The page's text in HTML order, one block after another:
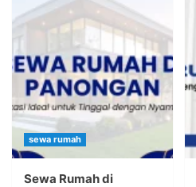
sewa rumah
Sewa Rumah di